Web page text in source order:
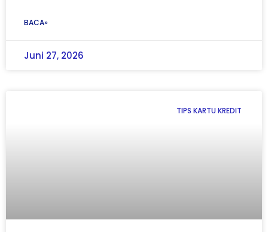
BACA»
Juni 27, 2026
TIPS KARTU KREDIT